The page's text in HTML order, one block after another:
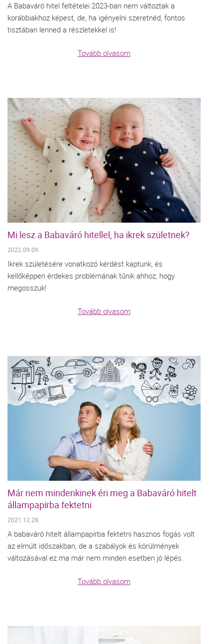
A Babaváró hitel feltételei 2023-ban nem változtak a
korábbiakhoz képest, de, ha igényelni szeretnéd, fontos
tisztában lenned a részletekkel is!
Tovább olvasom
Mi lesz a Babaváró hitellel, ha ikrek születnek?
2022.09.09.
Ikrek születésére vonatkozó kérdést kaptunk, és
kellőképpen érdekes problémának tűnik ahhoz, hogy
megosszuk!
Tovább olvasom
Már nem mindenkinek éri meg a Babaváró hitelt
állampapírba fektetni
2021.12.28.
A babaváró hitelt állampapírba fektetni hasznos fogás volt
az elmúlt időszakban, de a szabályok és körülmények
változásával ez ma már nem minden esetben jó lépés.
Tovább olvasom